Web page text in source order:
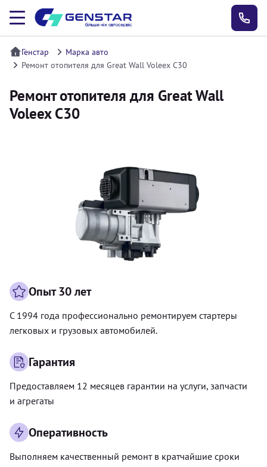
Генстар
Марка авто
Ремонт отопителя для Great Wall Voleex C30
Ремонт отопителя для Great Wall
Voleex C30
Опыт 30 лет
С 1994 года профессионально ремонтируем стартеры
легковых и грузовых автомобилей.
Гарантия
Предоставляем 12 месяцев гарантии на услуги, запчасти
и агрегаты
Оперативность
Выполняем качественный ремонт в кратчайшие сроки